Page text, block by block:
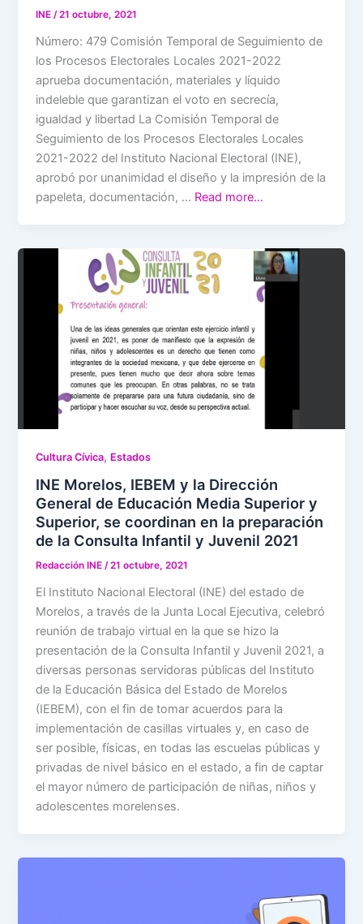
INE/21 octubre, 2021
Número: 479 Comisión Temporal de Seguimiento de
los Procesos Electorales Locales 2021-2022
aprueba documentación, materiales y líquido
indeleble que garantizan el voto en secrecía,
igualdad y libertad La Comisión Temporal de
Seguimiento de los Procesos Electorales Locales
2021-2022 del Instituto Nacional Electoral (INE),
aprobó por unanimidad el diseño y la impresión de la
papeleta, documentación, … Read more…
Cultura Cívica, Estados
INE Morelos, IEBEM y la Dirección
General de Educación Media Superior y
Superior, se coordinan en la preparación
de la Consulta Infantil y Juvenil 2021
Redacción INE/21 octubre, 2021
El Instituto Nacional Electoral (INE) del estado de
Morelos, a través de la Junta Local Ejecutiva, celebró
reunión de trabajo virtual en la que se hizo la
presentación de la Consulta Infantil y Juvenil 2021, a
diversas personas servidoras públicas del Instituto
de la Educación Básica del Estado de Morelos
(IEBEM), con el fin de tomar acuerdos para la
implementación de casillas virtuales y, en caso de
ser posible, físicas, en todas las escuelas públicas y
privadas de nivel básico en el estado, a fin de captar
el mayor número de participación de niñas, niños y
adolescentes morelenses.